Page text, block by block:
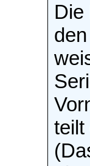
Die
teilt